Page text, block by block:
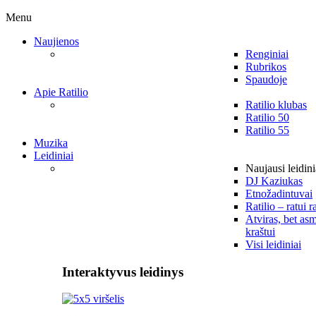
Menu
Naujienos
Renginiai
Rubrikos
Spaudoje
Apie Ratilio
Ratilio klubas
Ratilio 50
Ratilio 55
Muzika
Leidiniai
Naujausi
DJ Kaziukas
Etnožadintuvai
Ratilio – ratui
Atviras, bet
kraštui
Visi leidiniai
Interaktyvus leidinys